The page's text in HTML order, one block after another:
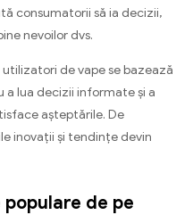
consumatorii să ia decizii,
nevoilor dvs.
de vape se bazează
a lua decizii informate și a
așteptările. De
inovații și tendințe devin
de pe